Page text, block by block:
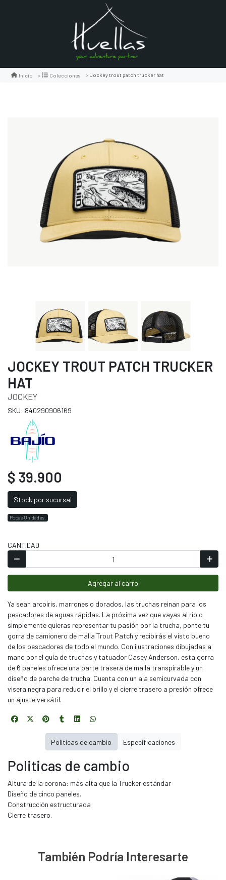
Inicio Colecciones Jockey trout patch trucker hat
JOCKEY TROUT PATCH TRUCKER
HAT
JOCKEY
SKU: 840290906169
$ 39.900
Stock por sucursal
Pocas Unidades.
CANTIDAD
Agregar al carro
Ya sean arcoíris, marrones o dorados, las truchas reinan para los
pescadores de aguas rápidas. La próxima vez que vayas al río o
simplemente quieras representar tu pasión por la trucha, ponte tu
gorra de camionero de malla Trout Patch y recibirás el visto bueno
de los pescadores de todo el mundo. Con ilustraciones dibujadas a
mano por el guía de truchas y tatuador Casey Anderson, esta gorra
de 6 paneles ofrece una parte trasera de malla transpirable y un
diseño de parche de trucha. Cuenta con un ala semicurvada con
visera negra para reducir el brillo y el cierre trasero a presión ofrece
un ajuste versátil.
Politicas de cambio
Altura de la corona: más alta que la Trucker estándar
Diseño de cinco paneles.
Construcción estructurada
Cierre trasero.
Politicas de cambio Especificaciones
También Podría Interesarte